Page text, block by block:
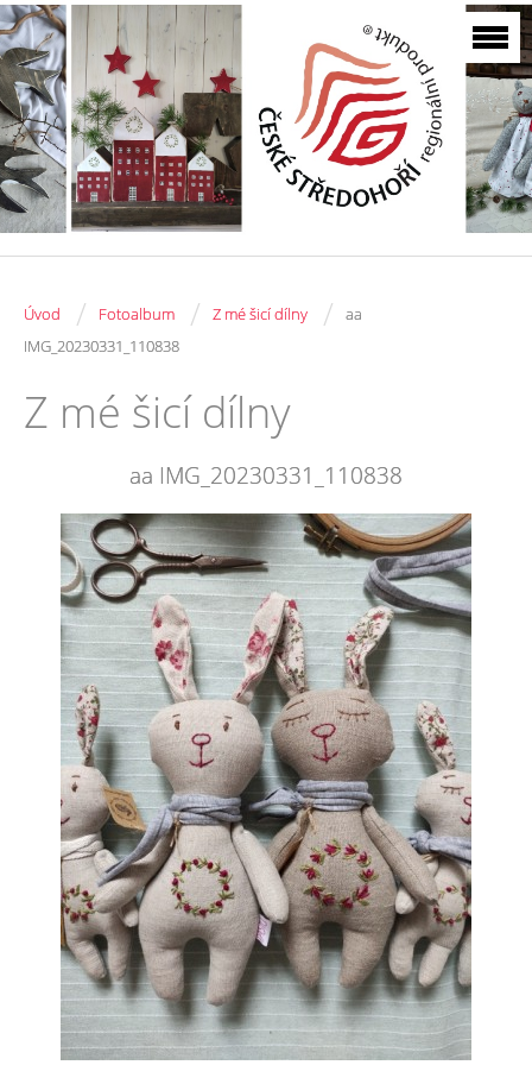
Úvod / Fotoalbum / Z mé šicí dílny /
aa
IMG_20230331_110838
Z mé šicí dílny
aa IMG_20230331_110838